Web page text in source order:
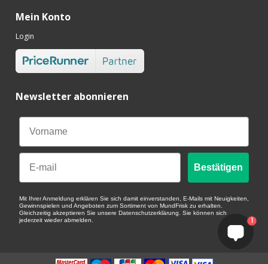
Mein Konto
Login
Newsletter abonnieren
Email
Bestätigen
Mit Ihrer Anmeldung erklären Sie sich damit einverstanden, E-Mails mit Neuigkeiten,
Gewinnspielen und Angeboten zum Sortiment von MundFrisk zu erhalten.
Gleichzeitig akzeptieren Sie unsere Datenschutzerklärung. Sie können sich
jederzeit wieder abmelden.
1